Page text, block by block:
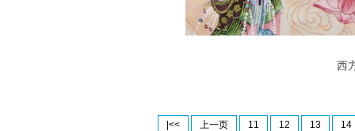
西
|<< 上一页 11 12 13 14